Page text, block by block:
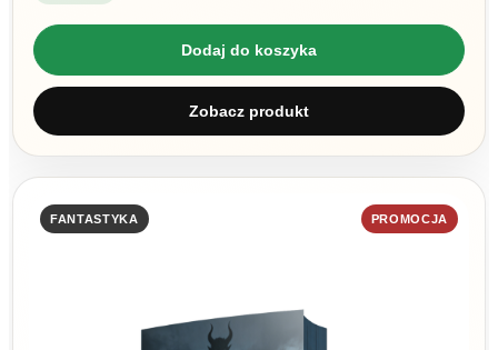
Dodaj do koszyka
Zobacz produkt
FANTASTYKA PROMOCJA